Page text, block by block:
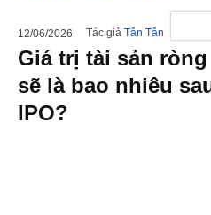
12/06/2026 Tác giả Tân Tân
Giá trị tài sản
sẽ là bao nhiêu
IPO?